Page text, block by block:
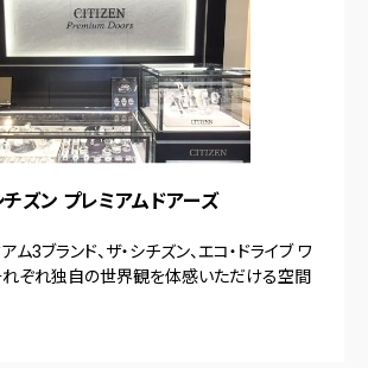
チズン プレミアムドアーズ
ム3ブランド、ザ・シチズン、エコ・ドライブ ワ
それぞれ独自の世界観を体感いただける空間